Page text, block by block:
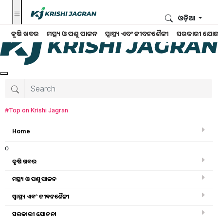
କୃଷି ଖବର ମତ୍ସ୍ୟ ଓ ପଶୁ ପାଳନ ସ୍ୱାସ୍ଥ୍ୟ ଏବଂ ଜୀବନଶୈଳୀ ସରକାରୀ
ଓଡ଼ିଆ
#Top on Krishi Jagran
Home
o
କୃଷି ଖବର
ମତ୍ସ୍ୟ ଓ ପଶୁ ପାଳନ
ସ୍ୱାସ୍ଥ୍ୟ ଏବଂ ଜୀବନଶୈଳୀ
ସରକାରୀ ଯୋଜନା
କୃଷି ଖବର